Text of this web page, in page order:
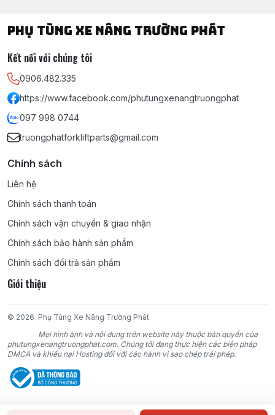
PHỤ TÙNG XE NÂNG TRƯỜNG PHÁT
Kết nối với chúng tôi
0906.482.335
https://www.facebook.com/phutungxenangtruongphat
097 998 0744
truongphatforkliftparts@gmail.com
Chính sách
Liên hệ
Chính sách thanh toán
Chính sách vận chuyển & giao nhận
Chính sách bảo hành sản phẩm
Chính sách đổi trả sản phẩm
Giới thiệu
© 2026 Phụ Tùng Xe Nâng Trường Phát
Mọi hình ảnh và nội dung trên website này thuộc bản quyền của
phutungxenangtruongphat.com. Chúng tôi đang thực hiện các biện pháp
DMCA và khiếu nại Hosting đối với các hành vi sao chép trái phép.